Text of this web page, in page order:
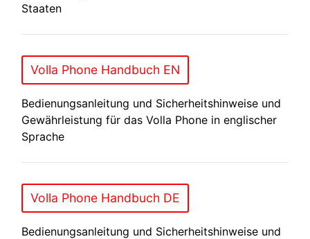
Staaten
Volla Phone Handbuch EN
Bedienungsanleitung und Sicherheitshinweise und
Gewährleistung für das Volla Phone in englischer
Sprache
Volla Phone Handbuch DE
Bedienungsanleitung und Sicherheitshinweise und